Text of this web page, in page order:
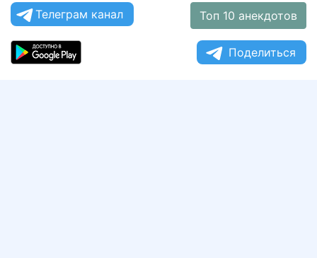
Телеграм канал Топ 10 анекдотов
Поделиться